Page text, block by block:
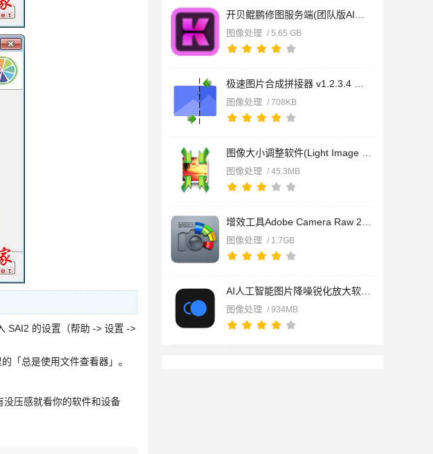
图像处理 / 5.65 GB
图像处理 / 708KB
图像处理 / 45.3MB
图像处理 / 1.7GB
图像处理 / 934MB
SAI2 的设置（帮助 -> 设置 ->
「总是使用文件查看器」。
压感就看你的软件和设备